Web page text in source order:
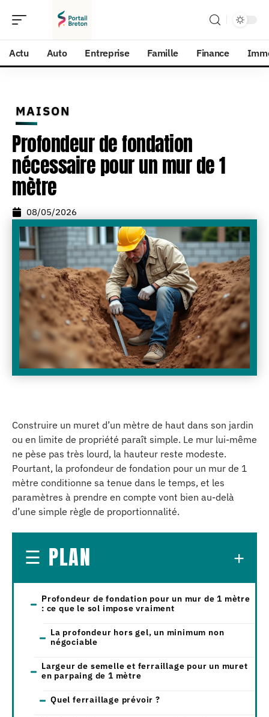
Actu Auto Entreprise Famille Finance
MAISON
Profondeur de fondation
nécessaire pour un mur de 1
mètre
08/05/2026
Construire un muret d’un mètre de haut dans son jardin
ou en limite de propriété paraît simple. Le mur lui-même
ne pèse pas très lourd, la hauteur reste modeste.
Pourtant, la profondeur de fondation pour un mur de 1
mètre conditionne sa tenue dans le temps, et les
paramètres à prendre en compte vont bien au-delà
d’une simple règle de proportionnalité.
PLAN
Profondeur de fondation pour un mur de 1 mètre
: ce que le sol impose vraiment
La profondeur hors gel, un minimum non
négociable
Largeur de semelle et ferraillage pour un muret
en parpaing de 1 mètre
Quel ferraillage prévoir ?